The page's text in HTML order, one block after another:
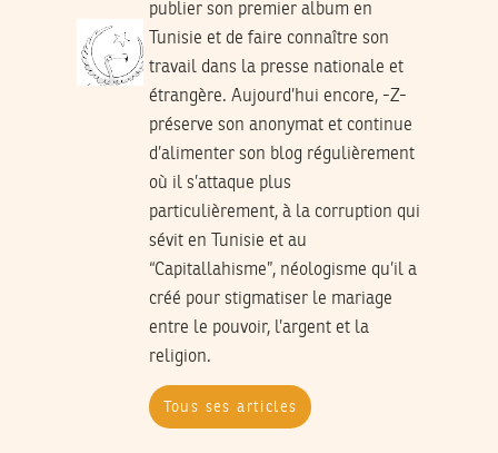
publier son premier album en
Tunisie et de faire connaître son
travail dans la presse nationale et
étrangère. Aujourd’hui encore, -Z-
préserve son anonymat et continue
d’alimenter son blog régulièrement
où il s’attaque plus
particulièrement, à la corruption qui
sévit en Tunisie et au
“Capitallahisme”, néologisme qu’il a
créé pour stigmatiser le mariage
entre le pouvoir, l’argent et la
religion.
Tous ses articles